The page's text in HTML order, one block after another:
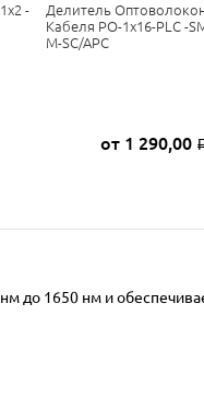
-
Делитель
Кабеля РО-1х16-PLC -
М-SC/APC
от 1 290,00
до 1650 нм и